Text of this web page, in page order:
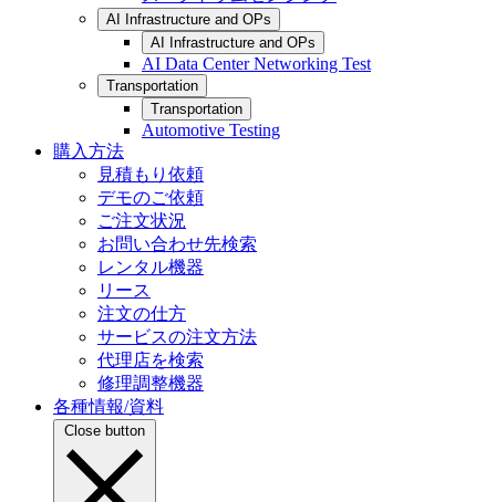
AI Infrastructure and OPs
AI Infrastructure and OPs
AI Data Center Networking Test
Transportation
Transportation
Automotive Testing
購入方法
見積もり依頼
デモのご依頼
ご注文状況
お問い合わせ先検索
レンタル機器
リース
注文の仕方
サービスの注文方法
代理店を検索
修理調整機器
各種情報/資料
Close button